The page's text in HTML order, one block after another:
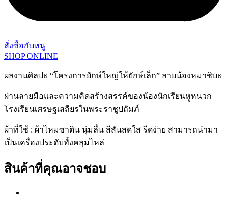
สั่งซื้อกับหนู
SHOP ONLINE
ผลงานศิลปะ “โครงการยักษ์ใหญ่ให้ยักษ์เล็ก” ลายน้องหมาชิบะ
ผ่านลายมือและความคิดสร้างสรรค์ของน้องนักเรียนหูหนวก
โรงเรียนเศรษฐเสถียรในพระราชูปถัมภ์
ผ้าที่ใช้ : ผ้าไหมซาติน นุ่มลื่น สีสันสดใส รีดง่าย สามารถนำมา
เป็นเครื่องประดับทั้งคลุมไหล่
สินค้าที่คุณอาจชอบ